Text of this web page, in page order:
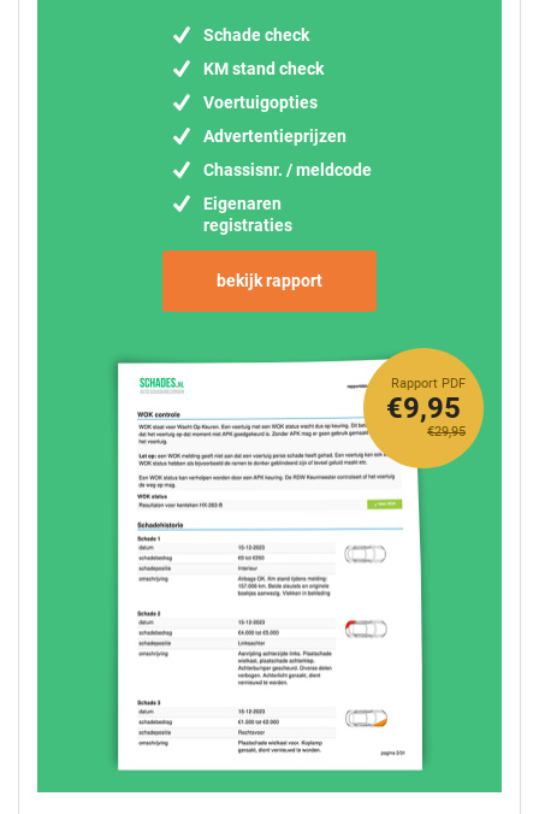
Schade check
KM stand check
Voertuigopties
Advertentieprijzen
Chassisnr. / meldcode
Eigenaren
registraties
bekijk rapport
Rapport PDF
€29,95
€9,95